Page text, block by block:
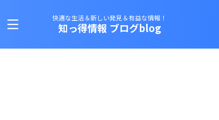
快適な生活＆新しい発見＆有益な情報！
知っ得情報 ブログblog